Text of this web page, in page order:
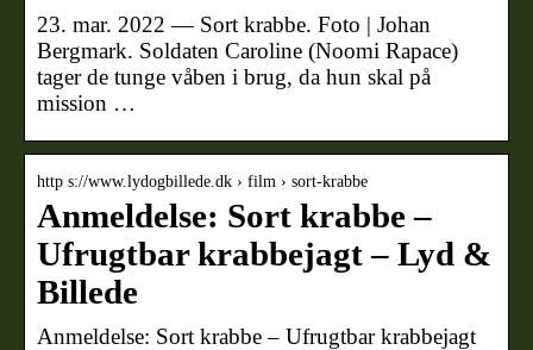
23. mar. 2022 — Sort krabbe. Foto | Johan
Bergmark. Soldaten Caroline (Noomi Rapace)
tager de tunge våben i brug, da hun skal på
mission …
http s://www.lydogbillede.dk › film › sort-krabbe
Anmeldelse: Sort krabbe –
Ufrugtbar krabbejagt – Lyd &
Billede
Anmeldelse: Sort krabbe – Ufrugtbar krabbejagt